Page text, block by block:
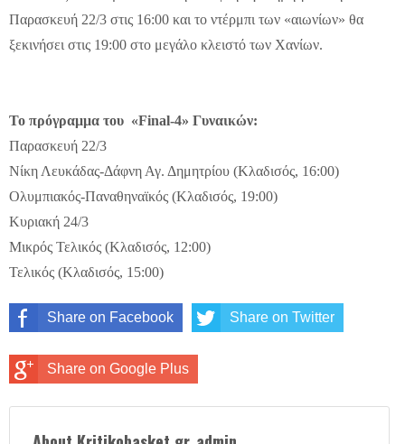
Παρασκευή 22/3 στις 16:00 και το ντέρμπι των «αιωνίων» θα
ξεκινήσει στις 19:00 στο μεγάλο κλειστό των Χανίων.
Το πρόγραμμα του «Final-4» Γυναικών:
Παρασκευή 22/3
Νίκη Λευκάδας-Δάφνη Αγ. Δημητρίου (Κλαδισός, 16:00)
Ολυμπιακός-Παναθηναϊκός (Κλαδισός, 19:00)
Κυριακή 24/3
Μικρός Τελικός (Κλαδισός, 12:00)
Τελικός (Κλαδισός, 15:00)
Share on Facebook Share on Twitter
Share on Google Plus